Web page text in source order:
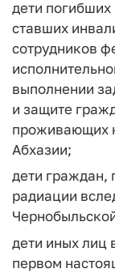
дети
ставших
сотрудников
выполнении
и защите
проживающих
Абхазии;
дети граждан,
радиации
дети иных лиц
первом